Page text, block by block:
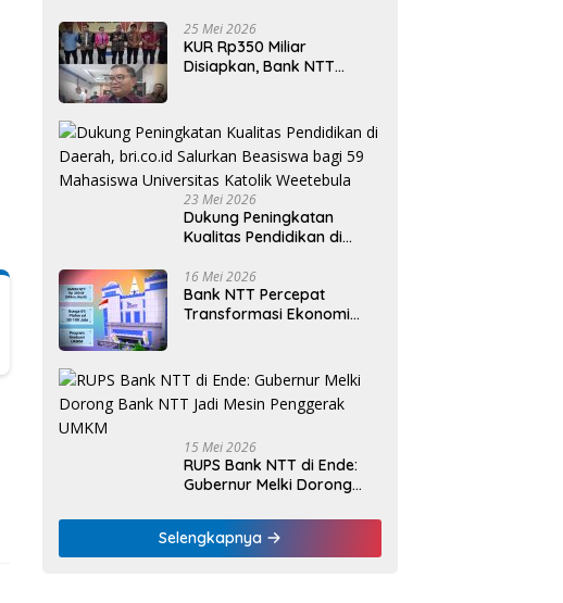
25 Mei 2026
KUR Rp350 Miliar
Disiapkan, Bank NTT
23 Mei 2026
Dukung Peningkatan
Kualitas Pendidikan di
Beasiswa bagi 59
Mahasiswa Universitas
Katolik Weetebula
16 Mei 2026
Bank NTT Percepat
Transformasi Ekonomi
Baru
15 Mei 2026
RUPS Bank NTT di Ende:
Gubernur Melki Dorong
Penggerak UMKM
Selengkapnya